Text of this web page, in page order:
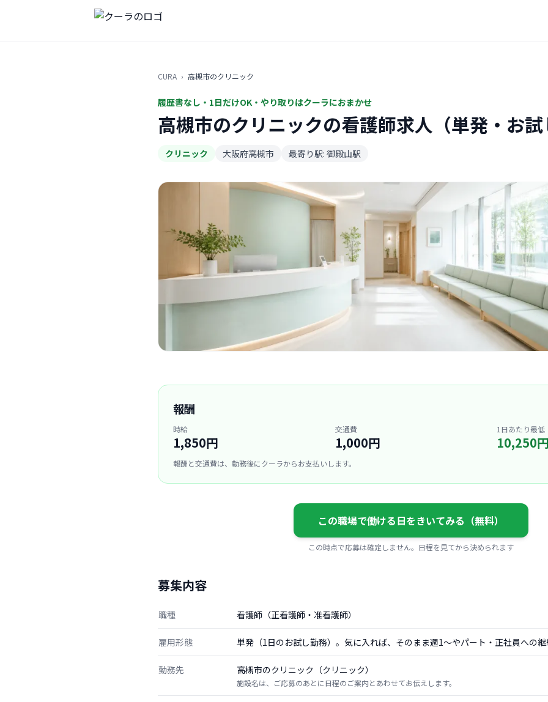
CURA › 高槻市のクリニック
履歴書なし・1日だけOK・やり取りはクーラにおまかせ
高槻市のクリニックの看護師求人（単発・お試
クリニック 大阪府高槻市 最寄り駅: 御殿山駅
報酬
時給
1,850円
交通費
1,000円
1日あたり最低
10,250円
報酬と交通費は、勤務後にクーラからお支払いします。
この職場で働ける日をきいてみる（無料）
この時点で応募は確定しません。日程を見てから決められます
募集内容
職種 看護師（正看護師・准看護師）
雇用形態 単発（1日のお試し勤務）。気に入れば、そのまま週1〜やパート・正社員への継
勤務先 高槻市のクリニック（クリニック）
施設名は、ご応募のあとに日程のご案内とあわせてお伝えします。